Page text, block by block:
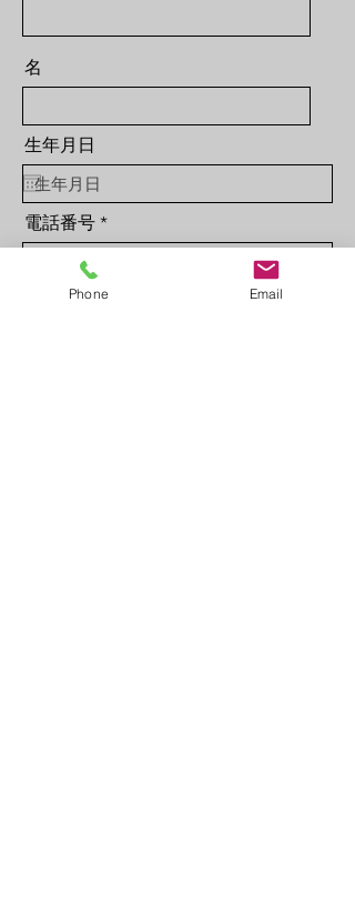
名
生年月日
電話番号
メールアドレス
Phone Email